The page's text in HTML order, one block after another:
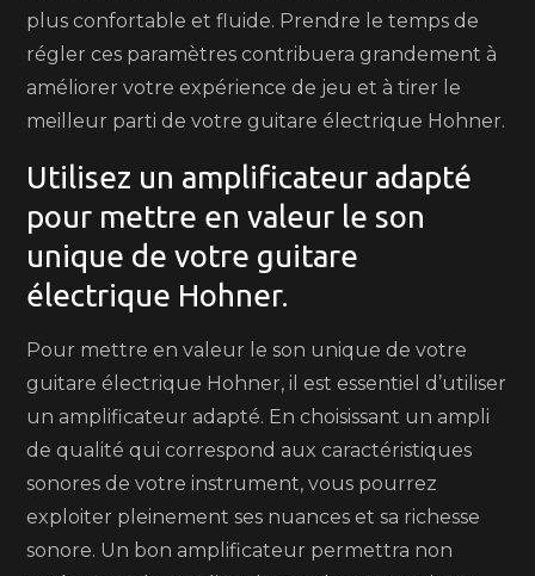
plus confortable et fluide. Prendre le temps de
régler ces paramètres contribuera grandement à
améliorer votre expérience de jeu et à tirer le
meilleur parti de votre guitare électrique Hohner.
Utilisez un amplificateur adapté
pour mettre en valeur le son
unique de votre guitare
électrique Hohner.
Pour mettre en valeur le son unique de votre
guitare électrique Hohner, il est essentiel d’utiliser
un amplificateur adapté. En choisissant un ampli
de qualité qui correspond aux caractéristiques
sonores de votre instrument, vous pourrez
exploiter pleinement ses nuances et sa richesse
sonore. Un bon amplificateur permettra non